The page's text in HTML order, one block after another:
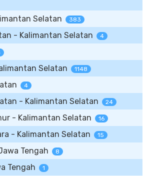
Selatan 383
- Kalimantan Selatan 4
Selatan 1148
4
- Kalimantan Selatan 24
- Kalimantan Selatan 16
- Kalimantan Selatan 15
Tengah 8
Tengah 1